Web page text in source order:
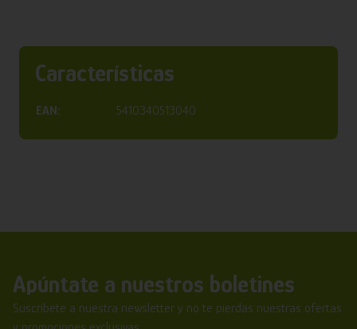
Características
EAN: 5410340513040
Apúntate a nuestros boletines
Suscríbete a nuestra newsletter y no te pierdas nuestras ofertas